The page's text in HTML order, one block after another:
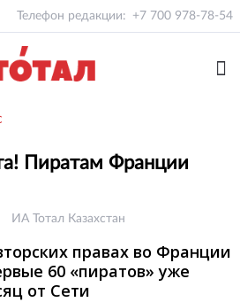
Телефон редакции: +7 700 978-78-54
Пиратам Франции
ИА Тотал Казахстан
правах во Франции
60 «пиратов» уже
от Сети